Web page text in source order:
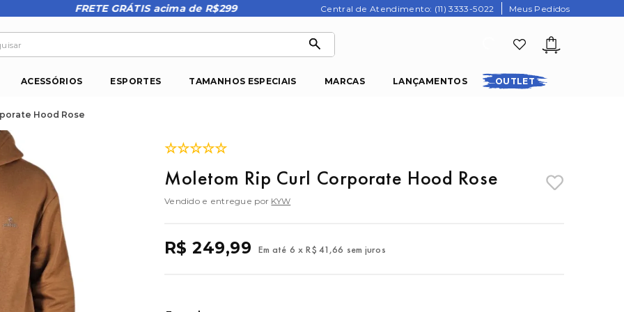
FRETE GRÁTIS acima de R$299 Central de Atendimento: (11) 3333-5022 Meus Pedidos
ACESSÓRIOS ESPORTES TAMANHOS ESPECIAIS MARCAS LANÇAMENTOS OUTLET
Hood Rose
☆☆☆☆☆
Moletom Rip Curl Corporate Hood Rose
Vendido e entregue por KYW
R$ 249,99 Em até 6 x R$ 41 ,66 sem juros